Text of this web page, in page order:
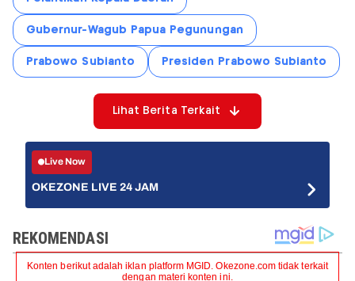
Gubernur-Wagub Papua Pegunungan
Prabowo Subianto Presiden Prabowo Subianto
Lihat Berita Terkait
Live Now
OKEZONE LIVE 24 JAM